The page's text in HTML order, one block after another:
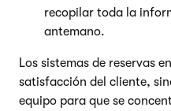
recopilar toda la
antemano.
Los sistemas de reservas
satisfacción del cliente,
equipo para que se